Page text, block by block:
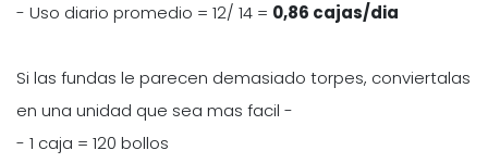
- Uso diario promedio = 12/ 14 = 0,86 cajas/dia
Si las fundas le parecen demasiado torpes, conviertalas
en una unidad que sea mas facil -
- 1 caja = 120 bollos